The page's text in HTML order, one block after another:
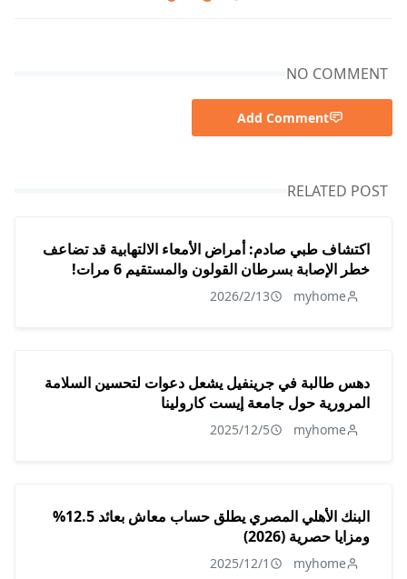
NO COMMENT
Add Comment
RELATED POST
اكتشاف طبي صادم: أمراض الأمعاء الالتهابية قد تضاعف
خطر الإصابة بسرطان القولون والمستقيم 6 مرات!
myhome
2026/2/13
دهس طالبة في جرينفيل يشعل دعوات لتحسين السلامة
المرورية حول جامعة إيست كارولينا
myhome
2025/12/5
البنك الأهلي المصري يطلق حساب معاش بعائد 12.5%
ومزايا حصرية (2026)
myhome
2025/12/1